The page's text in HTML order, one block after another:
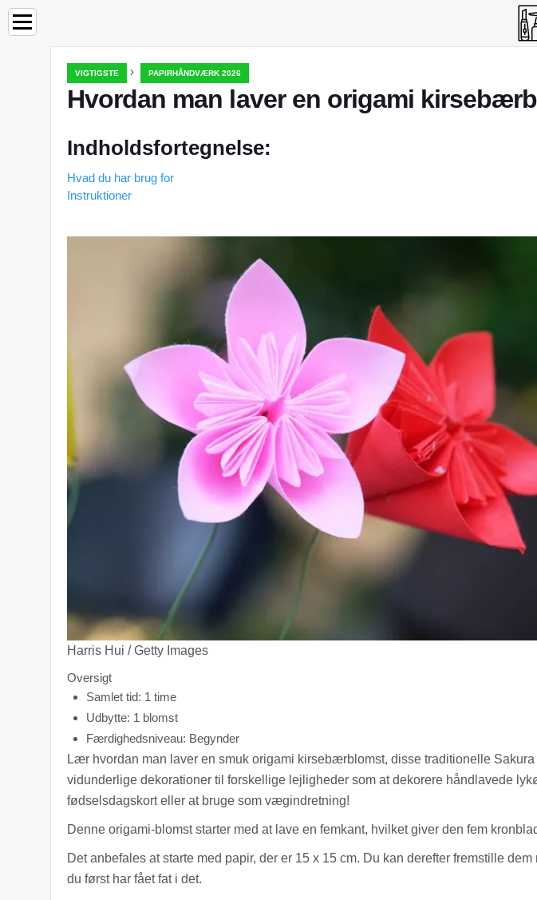
VIGTIGSTE › PAPIRHÅNDVÆRK 2026
Hvordan man laver en origami
Indholdsfortegnelse:
Hvad du har brug for
Instruktioner
Harris Hui / Getty Images
Oversigt
Samlet tid: 1 time
Udbytte: 1 blomst
Færdighedsniveau: Begynder
Lær hvordan man laver en smuk origami kirsebærblomst, disse traditionelle
vidunderlige dekorationer til forskellige lejligheder som at dekorere håndlavede
fødselsdagskort eller at bruge som vægindretning!
Denne origami-blomst starter med at lave en femkant, hvilket giver den fem
Det anbefales at starte med papir, der er 15 x 15 cm. Du kan derefter fremstille
du først har fået fat i det.